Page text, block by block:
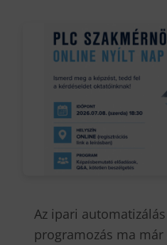
Az ipari automatizálás
programozás ma